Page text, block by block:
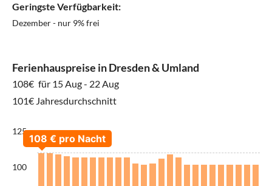
Geringste Verfügbarkeit:
Dezember - nur 9% frei
Ferienhauspreise in Dresden & Umland
108€ für 15 Aug - 22 Aug
101€ Jahresdurchschnitt
125
100